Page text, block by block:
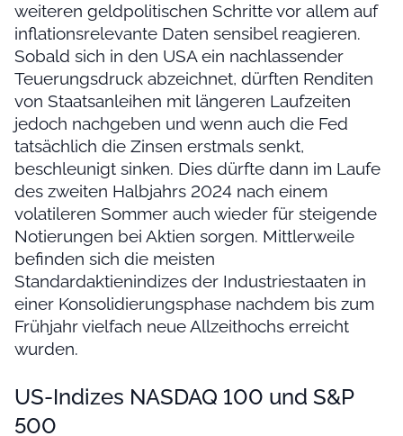
weiteren geldpolitischen Schritte vor allem auf
inflationsrelevante Daten sensibel reagieren.
Sobald sich in den USA ein nachlassender
Teuerungsdruck abzeichnet, dürften Renditen
von Staatsanleihen mit längeren Laufzeiten
jedoch nachgeben und wenn auch die Fed
tatsächlich die Zinsen erstmals senkt,
beschleunigt sinken. Dies dürfte dann im Laufe
des zweiten Halbjahrs 2024 nach einem
volatileren Sommer auch wieder für steigende
Notierungen bei Aktien sorgen. Mittlerweile
befinden sich die meisten
Standardaktienindizes der Industriestaaten in
einer Konsolidierungsphase nachdem bis zum
Frühjahr vielfach neue Allzeithochs erreicht
wurden.
US-Indizes NASDAQ 100 und S&P
500